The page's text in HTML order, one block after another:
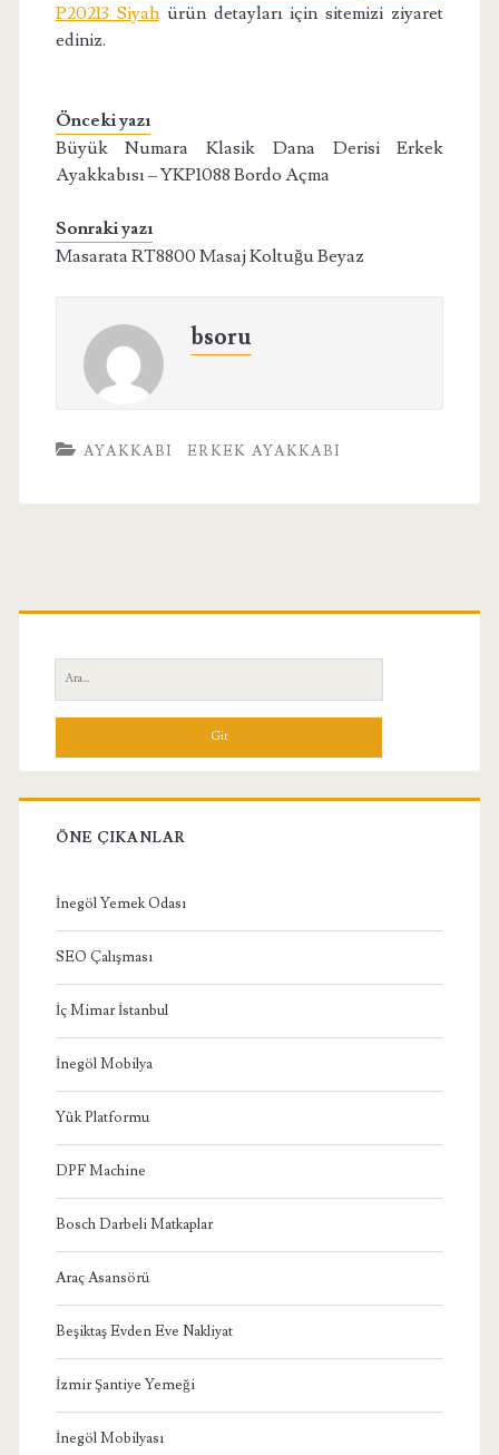
P20213 Siyahürün detayları için sitemizi ziyaret
ediniz.
Önceki yazı
Büyük Numara Klasik Dana Derisi Erkek
Ayakkabısı – YKP1088 Bordo Açma
Sonraki yazı
Masarata RT8800 Masaj Koltuğu Beyaz
bsoru
AYAKKABI ERKEK AYAKKABI
Birincil
Yan
Menü
Ara:
ÖNE ÇIKANLAR
İnegöl Yemek Odası
SEO Çalışması
İç Mimar İstanbul
İnegöl Mobilya
Yük Platformu
DPF Machine
Bosch Darbeli Matkaplar
Araç Asansörü
Beşiktaş Evden Eve Nakliyat
İzmir Şantiye Yemeği
İnegöl Mobilyası